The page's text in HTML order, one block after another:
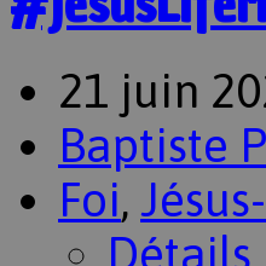
21 juin
Baptiste
Foi,
Détails